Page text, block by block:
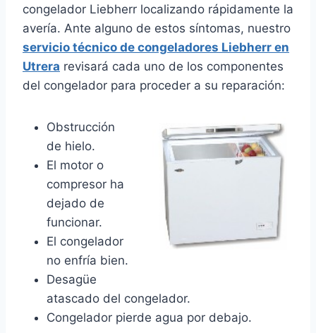
congelador Liebherr localizando rápidamente la
avería. Ante alguno de estos síntomas, nuestro
servicio técnico de congeladores Liebherr en
Utrera revisará cada uno de los componentes
del congelador para proceder a su reparación:
Obstrucción
de hielo.
El motor o
compresor ha
dejado de
funcionar.
El congelador
no enfría bien.
Desagüe
atascado del congelador.
Congelador pierde agua por debajo.